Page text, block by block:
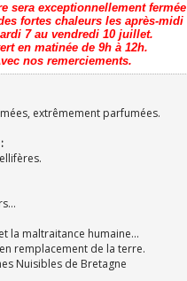
sera exceptionnellement fermée
fortes chaleurs les après-midi
7 au vendredi 10 juillet.
en matinée de 9h à 12h.
nos remerciements.
extrêmement parfumées.
la maltraitance humaine...
remplacement de la terre.
Nuisibles de Bretagne